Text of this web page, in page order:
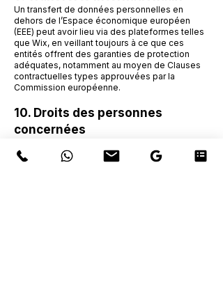
Un transfert de données personnelles en
dehors de l’Espace économique européen
(EEE) peut avoir lieu via des plateformes telles
que Wix, en veillant toujours à ce que ces
entités offrent des garanties de protection
adéquates, notamment au moyen de Clauses
contractuelles types approuvées par la
Commission européenne.
10. Droits des personnes
concernées
exercer les droits suivants :